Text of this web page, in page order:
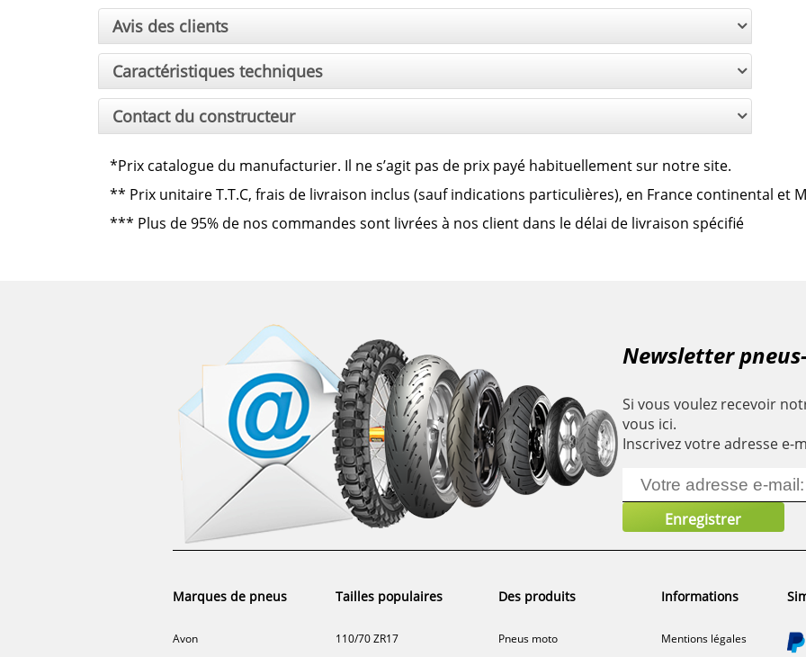
Avis des clients
Caractéristiques techniques
Contact du constructeur
*Prix catalogue du manufacturier. Il ne s’agit pas de prix payé habituellement sur notre site.
** Prix unitaire T.T.C, frais de livraison inclus (sauf indications particulières), en France continental et
*** Plus de 95% de nos commandes sont livrées à nos client dans le délai de livraison spécifié
Newsletter
Si vous voulez recevoir
vous ici.
Inscrivez votre adresse e-
Marques de pneus
Avon
Tailles populaires
110/70 ZR17
Des produits
Pneus moto
Informations
Mentions légales